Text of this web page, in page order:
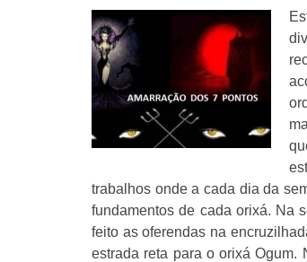
trabalhos onde a cada dia da
fundamentos de cada orixá. Na
feito as oferendas na
estrada reta para o orixá Ogum.